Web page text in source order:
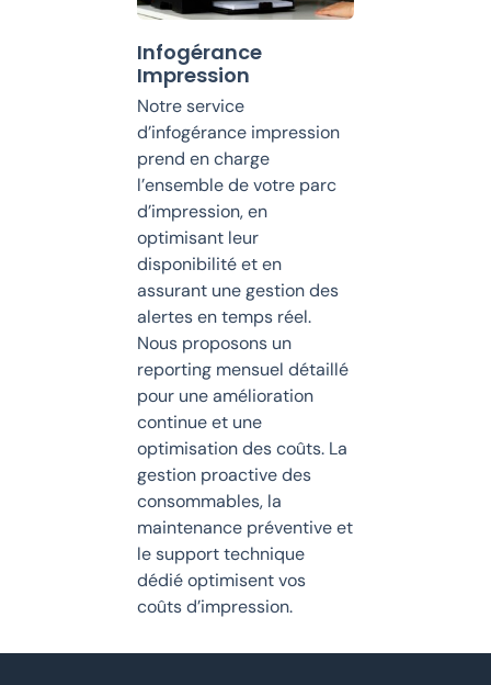
Infogérance
Impression
Notre service
d’infogérance impression
prend en charge
l’ensemble de votre parc
d’impression, en
optimisant leur
disponibilité et en
assurant une gestion des
alertes en temps réel.
Nous proposons un
reporting mensuel détaillé
pour une amélioration
continue et une
optimisation des coûts. La
gestion proactive des
consommables, la
maintenance préventive et
le support technique
dédié optimisent vos
coûts d’impression.